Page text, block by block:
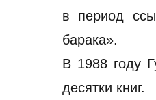
в период
барака».
В 1988 году
десятки книг.